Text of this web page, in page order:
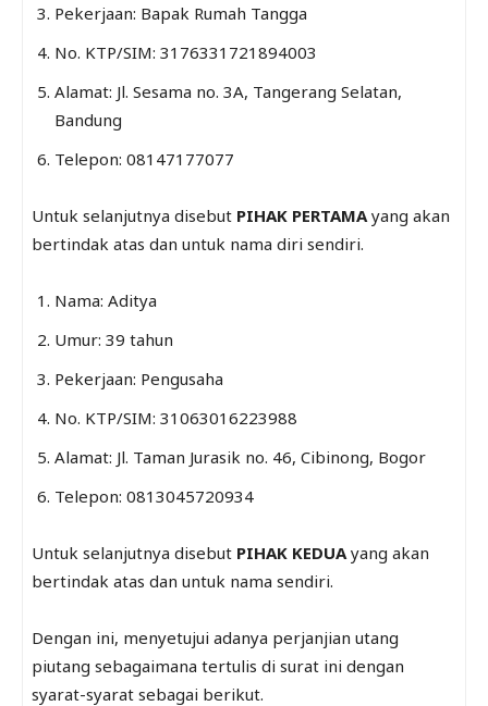
Pekerjaan: Bapak Rumah Tangga
No. KTP/SIM: 3176331721894003
Alamat: Jl. Sesama no. 3A, Tangerang Selatan,
Bandung
Telepon: 08147177077
Untuk selanjutnya disebut PIHAK PERTAMA yang akan
bertindak atas dan untuk nama diri sendiri.
Nama: Aditya
Umur: 39 tahun
Pekerjaan: Pengusaha
No. KTP/SIM: 31063016223988
Alamat: Jl. Taman Jurasik no. 46, Cibinong, Bogor
Telepon: 0813045720934
Untuk selanjutnya disebut PIHAK KEDUA yang akan
bertindak atas dan untuk nama sendiri.
Dengan ini, menyetujui adanya perjanjian utang
piutang sebagaimana tertulis di surat ini dengan
syarat-syarat sebagai berikut.